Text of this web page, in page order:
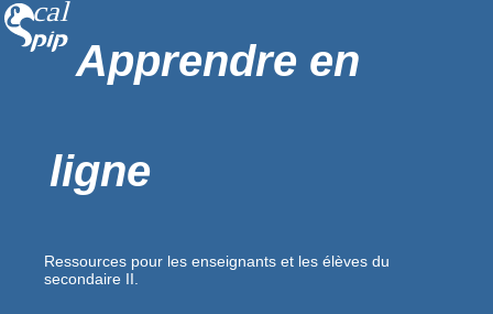
Apprendre en
ligne
Ressources pour les enseignants et les élèves du
secondaire II.